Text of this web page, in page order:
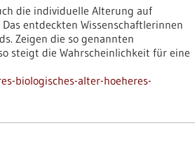
die individuelle Alterung auf
entdeckten Wissenschaftlerinnen
Zeigen die so genannten
steigt die Wahrscheinlichkeit für eine
biologisches-alter-hoeheres-